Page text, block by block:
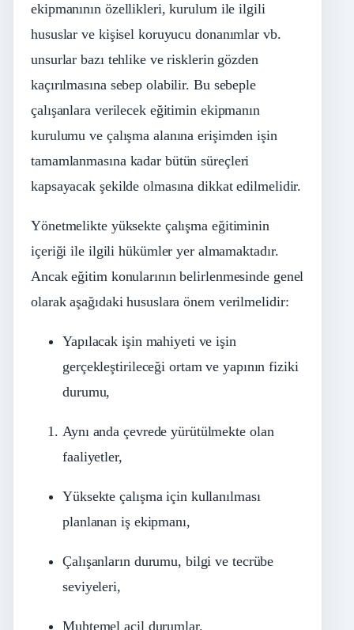
ekipmanının özellikleri, kurulum ile ilgili
hususlar ve kişisel koruyucu donanımlar vb.
unsurlar bazı tehlike ve risklerin gözden
kaçırılmasına sebep olabilir. Bu sebeple
çalışanlara verilecek eğitimin ekipmanın
kurulumu ve çalışma alanına erişimden işin
tamamlanmasına kadar bütün süreçleri
kapsayacak şekilde olmasına dikkat edilmelidir.
Yönetmelikte yüksekte çalışma eğitiminin
içeriği ile ilgili hükümler yer almamaktadır.
Ancak eğitim konularının belirlenmesinde genel
olarak aşağıdaki hususlara önem verilmelidir:
Yapılacak işin mahiyeti ve işin
gerçekleştirileceği ortam ve yapının fiziki
durumu,
Aynı anda çevrede yürütülmekte olan
faaliyetler,
Yüksekte çalışma için kullanılması
planlanan iş ekipmanı,
Çalışanların durumu, bilgi ve tecrübe
seviyeleri,
Muhtemel acil durumlar.